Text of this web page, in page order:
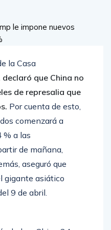
la Casa
que China no
de represalia que
Por cuenta de esto,
comenzará a
% a las
de mañana,
aseguró que
gigante asiático
9 de abril.